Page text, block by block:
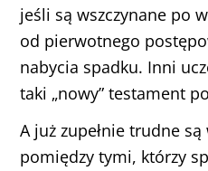
jeśli są wszczynane po
od pierwotnego
nabycia spadku. Inni
taki „nowy” testament
A już zupełnie trudne
pomiędzy tymi, którzy